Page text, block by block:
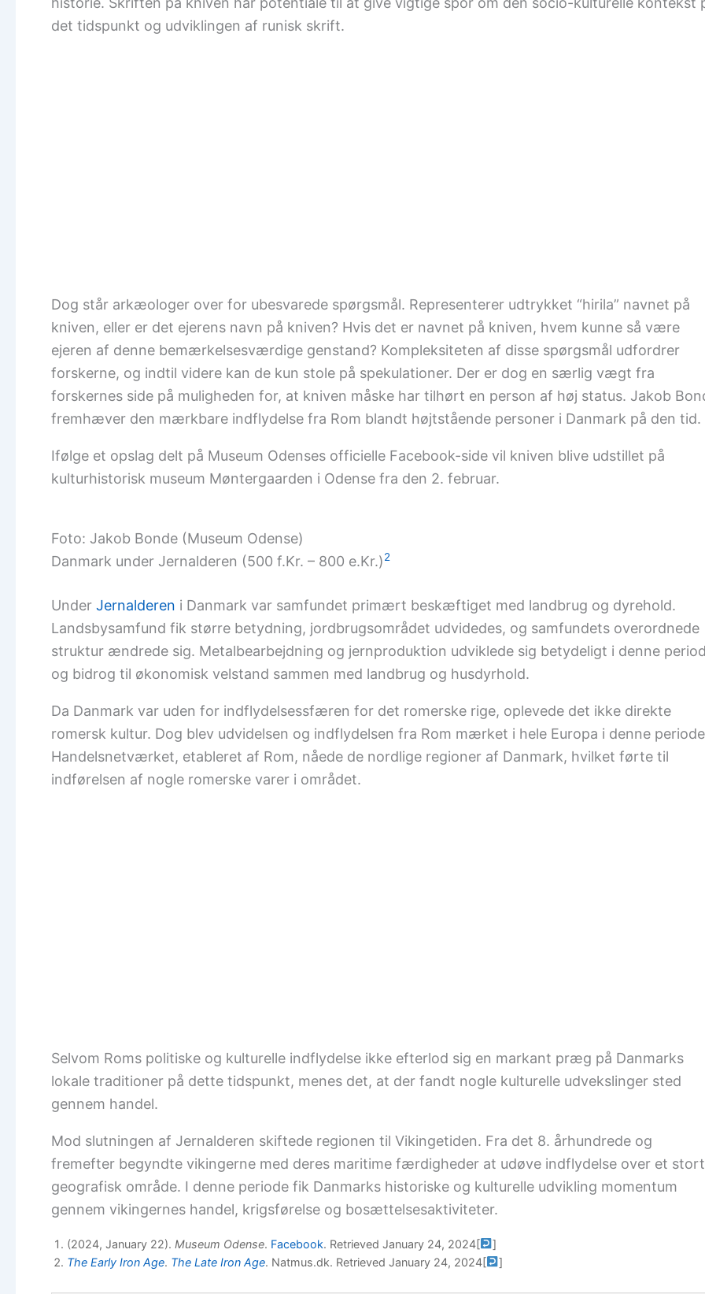
det tidspunkt og udviklingen af runisk skrift.
Dog står arkæologer over for ubesvarede spørgsmål. Representerer udtrykket “hirila” navnet på
kniven, eller er det ejerens navn på kniven? Hvis det er navnet på kniven, hvem kunne så være
ejeren af denne bemærkelsesværdige genstand? Kompleksiteten af disse spørgsmål udfordrer
forskerne, og indtil videre kan de kun stole på spekulationer. Der er dog en særlig vægt fra
forskernes side på muligheden for, at kniven måske har tilhørt en person af høj status. Jakob
fremhæver den mærkbare indflydelse fra Rom blandt højtstående personer i Danmark på den tid.
Ifølge et opslag delt på Museum Odenses officielle Facebook-side vil kniven blive udstillet på
kulturhistorisk museum Møntergaarden i Odense fra den 2. februar.
Foto: Jakob Bonde (Museum Odense)
Danmark under Jernalderen (500 f.Kr. – 800 e.Kr.)2
Under Jernalderen i Danmark var samfundet primært beskæftiget med landbrug og dyrehold.
Landsbysamfund fik større betydning, jordbrugsområdet udvidedes, og samfundets overordnede
struktur ændrede sig. Metalbearbejdning og jernproduktion udviklede sig betydeligt i denne
og bidrog til økonomisk velstand sammen med landbrug og husdyrhold.
Da Danmark var uden for indflydelsessfæren for det romerske rige, oplevede det ikke direkte
romersk kultur. Dog blev udvidelsen og indflydelsen fra Rom mærket i hele Europa i denne
Handelsnetværket, etableret af Rom, nåede de nordlige regioner af Danmark, hvilket førte til
indførelsen af nogle romerske varer i området.
Selvom Roms politiske og kulturelle indflydelse ikke efterlod sig en markant præg på Danmarks
lokale traditioner på dette tidspunkt, menes det, at der fandt nogle kulturelle udvekslinger sted
gennem handel.
Mod slutningen af Jernalderen skiftede regionen til Vikingetiden. Fra det 8. århundrede og
fremefter begyndte vikingerne med deres maritime færdigheder at udøve indflydelse over et stort
geografisk område. I denne periode fik Danmarks historiske og kulturelle udvikling momentum
gennem vikingernes handel, krigsførelse og bosættelsesaktiviteter.
(2024, January 22). Museum Odense. Facebook. Retrieved January 24, 2024[
]
The Early Iron Age. The Late Iron Age. Natmus.dk. Retrieved January 24, 2024[ ]